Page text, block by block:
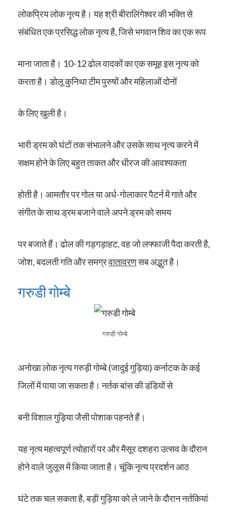
लोकप्रिय लोक नृत्य है। यह श्री बीरालिंगेश्वर की भक्ति से
संबंधित एक प्रसिद्ध लोक नृत्य है, जिसे भगवान शिव का एक रूप
माना जाता है। 10-12 ढोल वादकों का एक समूह इस नृत्य को
करता है। डोलू कुनिथा टीम पुरुषों और महिलाओं दोनों
के लिए खुली है।
भारी ड्रम को घंटों तक संभालने और उसके साथ नृत्य करने में
सक्षम होने के लिए बहुत ताकत और धीरज की आवश्यकता
होती है। आमतौर पर गोल या अर्ध-गोलाकार पैटर्न में गाते और
संगीत के साथ ड्रम बजाने वाले अपने ड्रम को समय
पर बजाते हैं। ढोल की गड़गड़ाहट, वह जो लफ्फाजी पैदा करती है,
जोश, बदलती गति और समग्रवातावरणसब अद्भुत है।
गरुडी गोम्बे
गरुडी गोम्बे
अनोखा लोक नृत्य गरुड़ी गोम्बे (जादुई गुड़िया) कर्नाटक के कई
जिलों में पाया जा सकता है। नर्तक बांस की डंडियों से
बनी विशाल गुड़िया जैसी पोशाक पहनते हैं।
यह नृत्य महत्वपूर्ण त्योहारों पर और मैसूर दशहरा उत्सव के दौरान
होने वाले जुलूस में किया जाता है। चूंकि नृत्य प्रदर्शन आठ
घंटे तक चल सकता है, बड़ी गुड़िया को ले जाने के दौरान नर्तकियां